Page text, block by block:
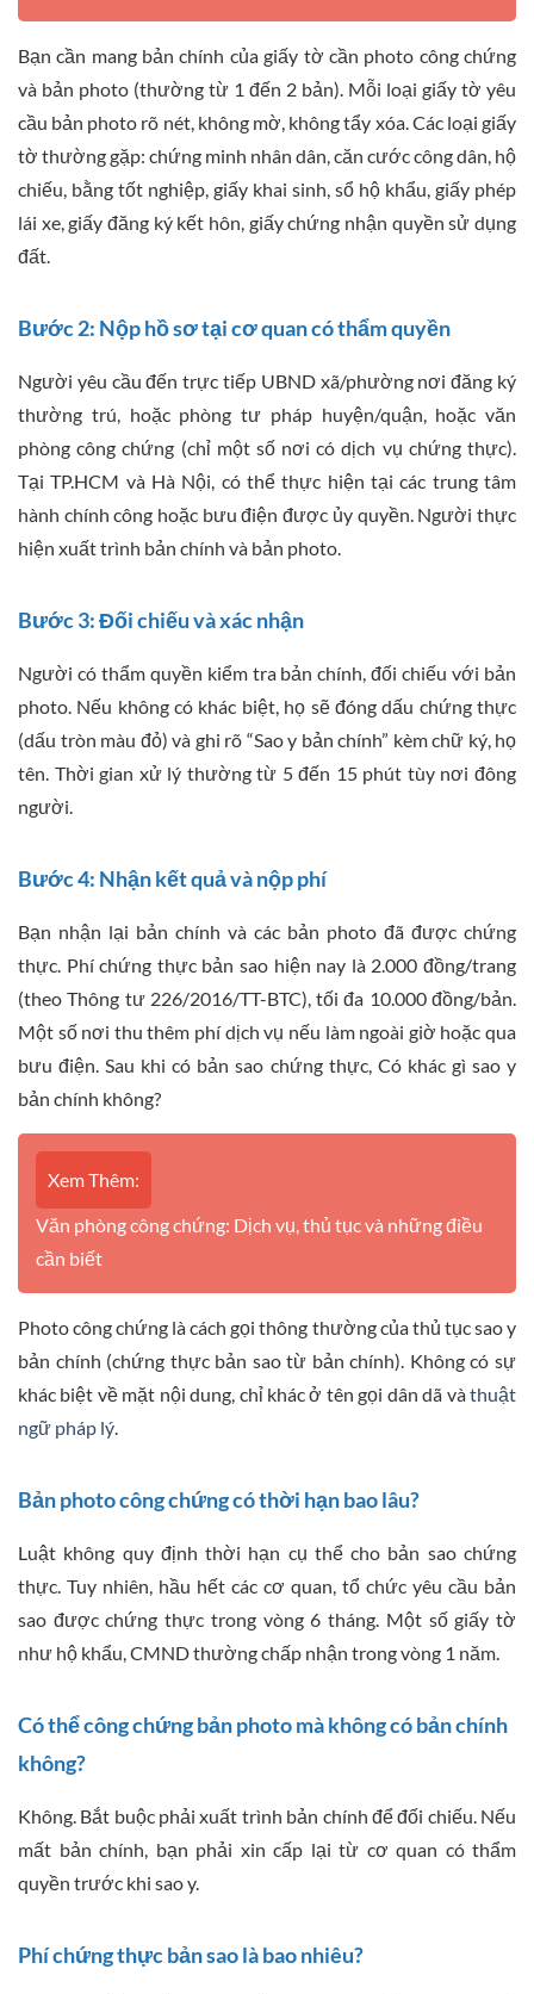
Bạn cần mang bản chính của giấy tờ cần photo công chứng
và bản photo (thường từ 1 đến 2 bản). Mỗi loại giấy tờ yêu
cầu bản photo rõ nét, không mờ, không tẩy xóa. Các loại giấy
tờ thường gặp: chứng minh nhân dân, căn cước công dân, hộ
chiếu, bằng tốt nghiệp, giấy khai sinh, sổ hộ khẩu, giấy phép
lái xe, giấy đăng ký kết hôn, giấy chứng nhận quyền sử dụng
đất.
Bước 2: Nộp hồ sơ tại cơ quan có thẩm quyền
Người yêu cầu đến trực tiếp UBND xã/phường nơi đăng ký
thường trú, hoặc phòng tư pháp huyện/quận, hoặc văn
phòng công chứng (chỉ một số nơi có dịch vụ chứng thực).
Tại TP.HCM và Hà Nội, có thể thực hiện tại các trung tâm
hành chính công hoặc bưu điện được ủy quyền. Người thực
hiện xuất trình bản chính và bản photo.
Bước 3: Đối chiếu và xác nhận
Người có thẩm quyền kiểm tra bản chính, đối chiếu với bản
photo. Nếu không có khác biệt, họ sẽ đóng dấu chứng thực
(dấu tròn màu đỏ) và ghi rõ “Sao y bản chính” kèm chữ ký, họ
tên. Thời gian xử lý thường từ 5 đến 15 phút tùy nơi đông
người.
Bước 4: Nhận kết quả và nộp phí
Bạn nhận lại bản chính và các bản photo đã được chứng
thực. Phí chứng thực bản sao hiện nay là 2.000 đồng/trang
(theo Thông tư 226/2016/TT-BTC), tối đa 10.000 đồng/bản.
Một số nơi thu thêm phí dịch vụ nếu làm ngoài giờ hoặc qua
bưu điện. Sau khi có bản sao chứng thực, Có khác gì sao y
bản chính không?
Xem Thêm:
Văn phòng công chứng: Dịch vụ, thủ tục và những điều
cần biết
Photo công chứng là cách gọi thông thường của thủ tục sao y
bản chính (chứng thực bản sao từ bản chính). Không có sự
khác biệt về mặt nội dung, chỉ khác ở tên gọi dân dã vàthuật
ngữ pháp lý
Bản photo công chứng có thời hạn bao lâu?
Luật không quy định thời hạn cụ thể cho bản sao chứng
thực. Tuy nhiên, hầu hết các cơ quan, tổ chức yêu cầu bản
sao được chứng thực trong vòng 6 tháng. Một số giấy tờ
như hộ khẩu, CMND thường chấp nhận trong vòng 1 năm.
Có thể công chứng bản photo mà không có bản chính
không?
Không. Bắt buộc phải xuất trình bản chính để đối chiếu. Nếu
mất bản chính, bạn phải xin cấp lại từ cơ quan có thẩm
quyền trước khi sao y.
Phí chứng thực bản sao là bao nhiêu?